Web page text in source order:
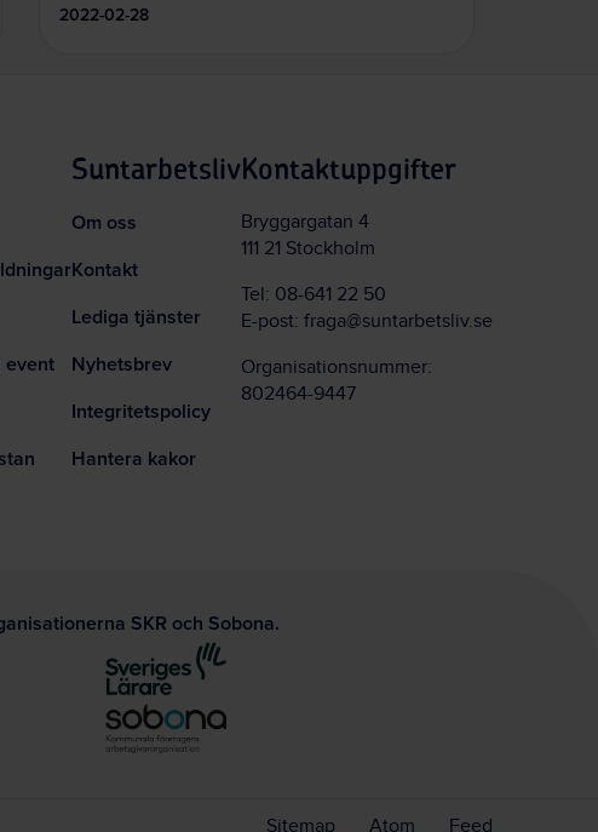
2022-02-28
event
Suntarbetsliv
Om oss
Kontakt
Lediga tjänster
Nyhetsbrev
Integritetspolicy
Hantera kakor
Kontaktuppgifter
Bryggargatan 4
111 21 Stockholm
Tel: 08-641 22 50
E-post: fraga@suntarbetsliv.se
Organisationsnummer:
802464-9447
SKR och Sobona.
Sitemap Atom Feed